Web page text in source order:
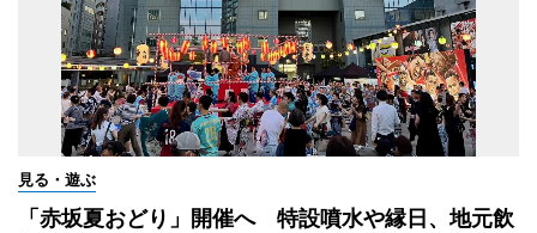
見る・遊ぶ
「赤坂夏おどり」開催へ 特設噴水や縁日、地元飲